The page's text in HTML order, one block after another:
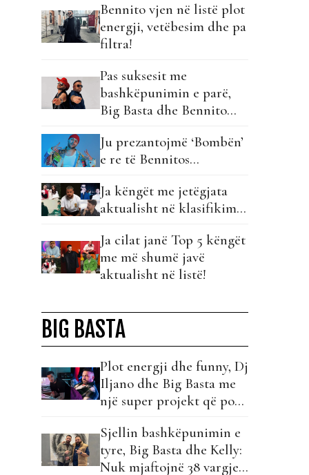
Bennito vjen në listë plot
energji, vetëbesim dhe pa
filtra!
Pas suksesit me
bashkëpunimin e parë,
Big Basta dhe Bennito
Ju prezantojmë ‘Bombën’
e re të Bennitos…
Ja këngët me jetëgjata
aktualisht në klasifikim…
Ja cilat janë Top 5 këngët
me më shumë javë
aktualisht në listë!
BIG BASTA
Plot energji dhe funny, Dj
Iljano dhe Big Basta me
një super projekt që po
Sjellin bashkëpunimin e
tyre, Big Basta dhe Kelly:
Nuk mjaftojnë 38 vargje